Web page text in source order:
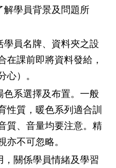
解學員背景及問題所
員名牌、資料夾之設
在課前即將資料發給，
心）。
系選擇及布置。一般
性質，暖色系列適合訓
質、音量均要注意。精
亦不可忽略。
關係學員情緒及學習